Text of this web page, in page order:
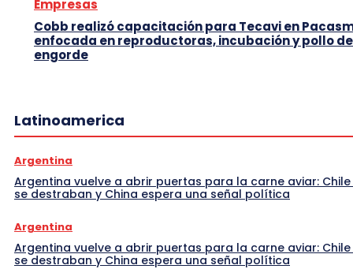
Empresas
Cobb realizó capacitación para Tecavi en
enfocada en reproductoras, incubación y pollo de
engorde
Latinoamerica
Argentina
Argentina vuelve a abrir puertas para la carne aviar: Chile
se destraban y China espera una señal política
Argentina
Argentina vuelve a abrir puertas para la carne aviar: Chile
se destraban y China espera una señal política